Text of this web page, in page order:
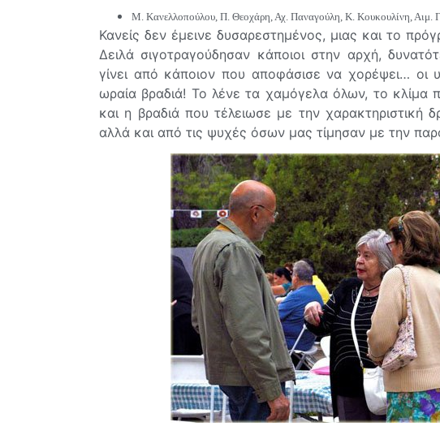
Μ. Κανελλοπούλου, Π. Θεοχάρη, Αχ. Παναγούλη, Κ. Κουκουλίνη, Αιμ.
Κανείς δεν έμεινε δυσαρεστημένος, μιας και το
Δειλά σιγοτραγούδησαν κάποιοι στην αρχή,
γίνει από κάποιον που αποφάσισε να χορέψει… οι
ωραία βραδιά! Το λένε τα χαμόγελα όλων, το κλίμα
και η βραδιά που τέλειωσε με την
αλλά και από τις ψυχές όσων μας τίμησαν με την